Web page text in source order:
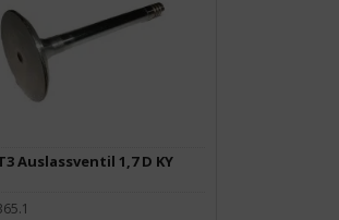
Auslassventil 1,7 D KY